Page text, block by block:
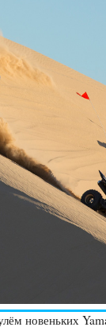
новеньких